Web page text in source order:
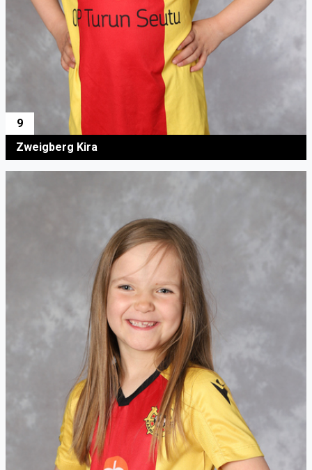
9
Zweigberg Kira